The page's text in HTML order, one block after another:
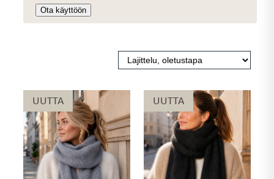
Ota käyttöön
UUTTA
UUTTA UUTTA
UUTTA